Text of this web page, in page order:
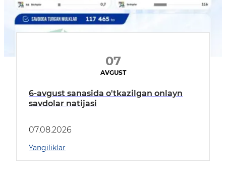
07
AVGUST
6-avgust sanasida o'tkazilgan onlayn
savdolar natijasi
07.08.2026
Yangiliklar